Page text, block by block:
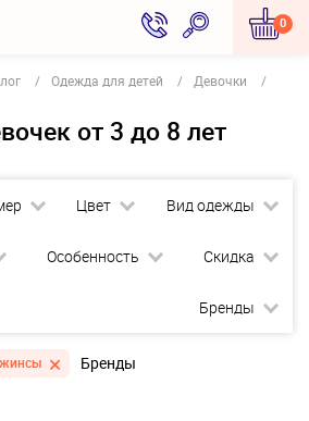
0
Одежда для детей
Девочки
от 3 до 8 лет
Цвет Вид одежды
Особенность Скидка
Бренды
Бренды